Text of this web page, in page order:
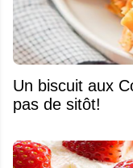
Un biscuit aux
pas de sitôt!